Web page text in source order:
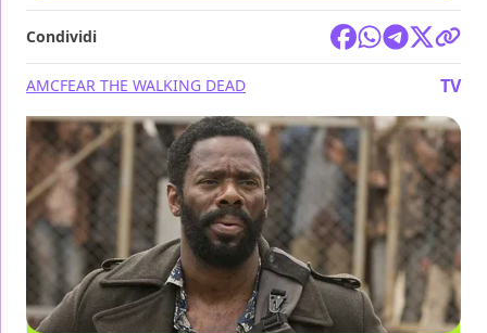
Condividi
AMCFEAR THE WALKING DEAD TV